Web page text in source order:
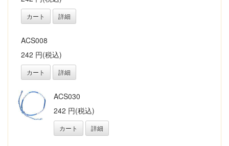
カート 詳細
ACS008
242 円(税込)
カート 詳細
ACS030
242 円(税込)
カート 詳細